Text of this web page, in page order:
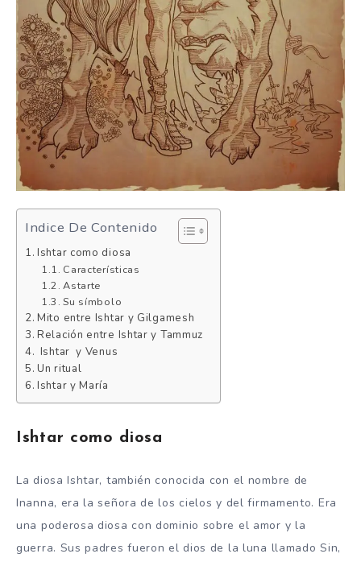
Indice De Contenido
Ishtar como diosa
Características
Astarte
Su símbolo
Mito entre Ishtar y Gilgamesh
Relación entre Ishtar y Tammuz
Ishtar y Venus
Un ritual
Ishtar y María
Ishtar como diosa
La diosa Ishtar, también conocida con el nombre de
Inanna, era la señora de los cielos y del firmamento. Era
una poderosa diosa con dominio sobre el amor y la
guerra. Sus padres fueron el dios de la luna llamado Sin,